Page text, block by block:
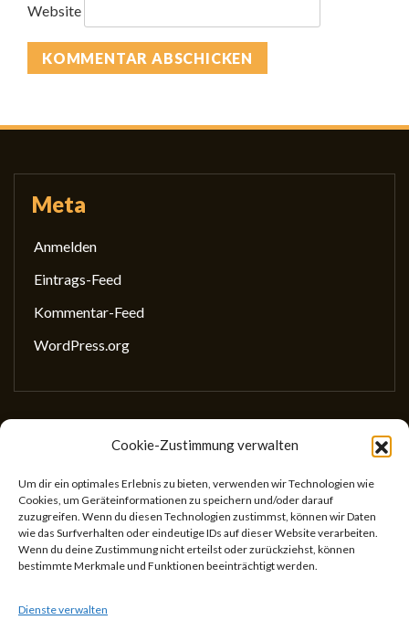
Cookie-Zustimmung verwalten
Um dir ein optimales Erlebnis zu bieten, verwenden wir Technologien wie
Cookies, um Geräteinformationen zu speichern und/oder darauf
zuzugreifen. Wenn du diesen Technologien zustimmst, können wir Daten
wie das Surfverhalten oder eindeutige IDs auf dieser Website verarbeiten.
Wenn du deine Zustimmung nicht erteilst oder zurückziehst, können
bestimmte Merkmale und Funktionen beeinträchtigt werden.
Dienste verwalten
Website
Meta
Anmelden
Eintrags-Feed
Kommentar-Feed
WordPress.org
Gesellschaft für wissenschaftliches Schreiben
(GewissS)
ZVR: 746433059
Center for Teaching and Learning
Universitätsstr. 5